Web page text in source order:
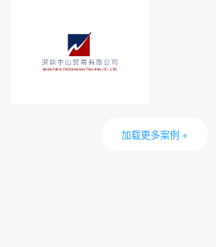
加载更多案例 +